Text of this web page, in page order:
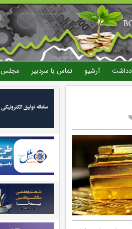
آرشیو تماس با سردبیر مجلس